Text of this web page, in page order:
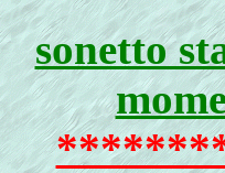
sonetto